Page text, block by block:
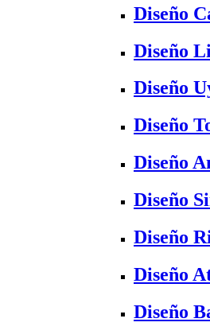
Diseño
Diseño
Diseño
Diseño
Diseño
Diseño
Diseño
Diseño
Diseño